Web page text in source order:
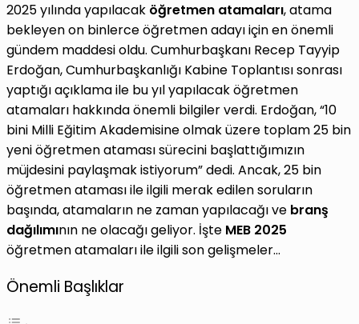
2025 yılında yapılacak öğretmen atamaları, atama
bekleyen on binlerce öğretmen adayı için en önemli
gündem maddesi oldu. Cumhurbaşkanı Recep Tayyip
Erdoğan, Cumhurbaşkanlığı Kabine Toplantısı sonrası
yaptığı açıklama ile bu yıl yapılacak öğretmen
atamaları hakkında önemli bilgiler verdi. Erdoğan, “10
bini Milli Eğitim Akademisine olmak üzere toplam 25 bin
yeni öğretmen ataması sürecini başlattığımızın
müjdesini paylaşmak istiyorum” dedi. Ancak, 25 bin
öğretmen ataması ile ilgili merak edilen soruların
başında, atamaların ne zaman yapılacağı ve branş
dağılımının ne olacağı geliyor. İşte MEB 2025
öğretmen atamaları ile ilgili son gelişmeler…
Önemli Başlıklar